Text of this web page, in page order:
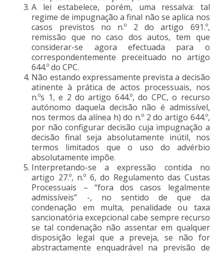
A lei estabelece, porém, uma ressalva: tal
regime de impugnação a final não se aplica nos
casos previstos no n.º 2 do artigo 691.º,
remissão que no caso dos autos, tem que
considerar-se agora efectuada para o
correspondentemente preceituado no artigo
644.º do CPC.
Não estando expressamente prevista a decisão
atinente à prática de actos processuais, nos
n.ºs 1, e 2 do artigo 644.º, do CPC, o recurso
autónomo daquela decisão não é admissível,
nos termos da alínea h) do n.º 2 do artigo 644.º,
por não configurar decisão cuja impugnação a
decisão final seja absolutamente inútil, nos
termos limitados que o uso do advérbio
absolutamente impõe.
Interpretando-se a expressão contida no
artigo 27.º, n.º 6, do Regulamento das Custas
Processuais – “fora dos casos legalmente
admissíveis” -, no sentido de que da
condenação em multa, penalidade ou taxa
sancionatória excepcional cabe sempre recurso
se tal condenação não assentar em qualquer
disposição legal que a preveja, se não for
abstractamente enquadrável na previsão de